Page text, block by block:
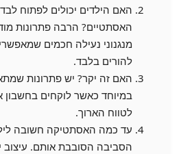
האם הילדים יכולים לפתוח
האסתטיים? הרבה פתרונות
מנגנוני נעילה חכמים
להורים בלבד.
האם זה יקר? יש פתרונות
במיוחד כאשר לוקחים בחשבון
לטווח הארוך.
עד כמה האסתטיקה חשובה